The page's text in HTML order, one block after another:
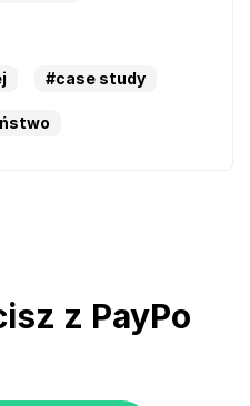
#case study
z PayPo